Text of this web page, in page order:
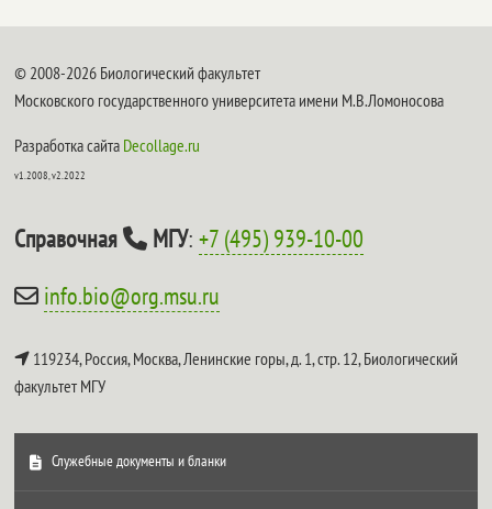
© 2008-2026 Биологический факультет
Московского государственного университета имени М.В.Ломоносова
Разработка сайта Decollage.ru
v1.2008, v2.2022
Справочная МГУ:+7 (495) 939-10-00
info.bio@org.msu.ru
119234, Россия, Москва, Ленинские горы, д. 1, стр. 12,Биологический
факультет МГУ
Служебные документы и бланки